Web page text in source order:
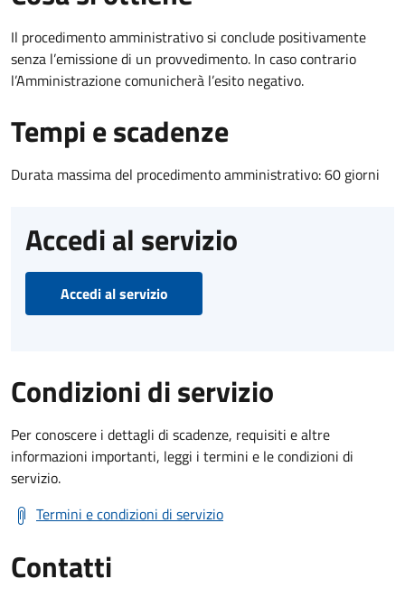
Il procedimento amministrativo si conclude positivamente
senza l’emissione di un provvedimento. In caso contrario
l’Amministrazione comunicherà l’esito negativo.
Tempi e scadenze
Durata massima del procedimento amministrativo: 60 giorni
Accedi al servizio
Accedi al servizio
Condizioni di servizio
Per conoscere i dettagli di scadenze, requisiti e altre
informazioni importanti, leggi i termini e le condizioni di
servizio.
Termini e condizioni di servizio
Contatti